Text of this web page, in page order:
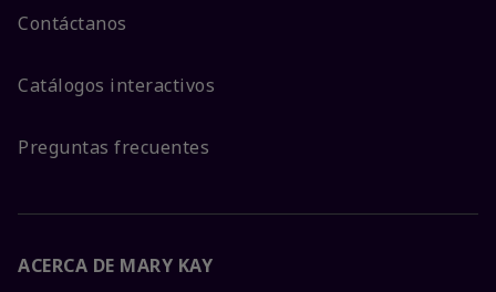
Contáctanos
Catálogos interactivos
Preguntas frecuentes
ACERCA DE MARY KAY